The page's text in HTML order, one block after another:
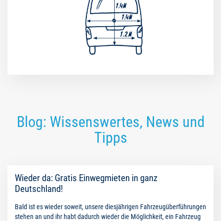
Blog: Wissenswertes, News und
Tipps
Wieder da: Gratis Einwegmieten in ganz
Deutschland!
Bald ist es wieder soweit, unsere diesjährigen Fahrzeugüberführungen
stehen an und ihr habt dadurch wieder die Möglichkeit, ein Fahrzeug